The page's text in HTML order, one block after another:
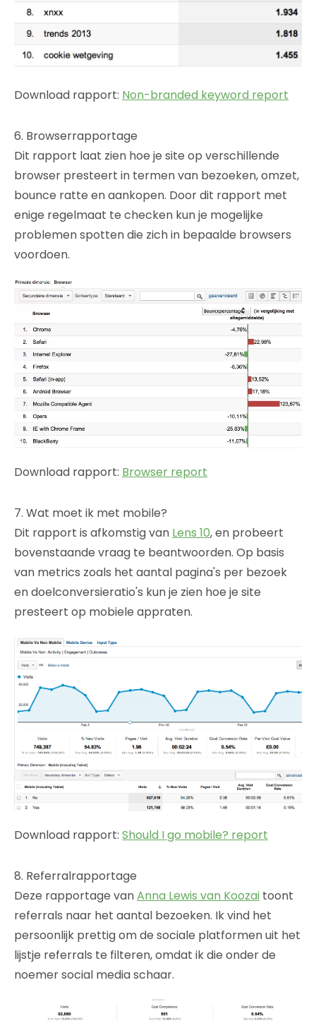
Download rapport: Non-branded keyword report
6. Browserrapportage
Dit rapport laat zien hoe je site op verschillende
browser presteert in termen van bezoeken, omzet,
bounce ratte en aankopen. Door dit rapport met
enige regelmaat te checken kun je mogelijke
problemen spotten die zich in bepaalde browsers
voordoen.
Download rapport: Browser report
7. Wat moet ik met mobile?
Dit rapport is afkomstig van Lens 10, en probeert
bovenstaande vraag te beantwoorden. Op basis
van metrics zoals het aantal pagina's per bezoek
en doelconversieratio's kun je zien hoe je site
presteert op mobiele appraten.
Download rapport: Should I go mobile? report
8. Referralrapportage
Deze rapportage vanAnna Lewis van Koozai toont
referrals naar het aantal bezoeken. Ik vind het
persoonlijk prettig om de sociale platformen uit het
lijstje referrals te filteren, omdat ik die onder de
noemer social media schaar.